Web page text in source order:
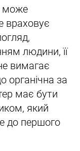
може
враховує
людини, її
вимагає
органічна за
має бути
який
до першого